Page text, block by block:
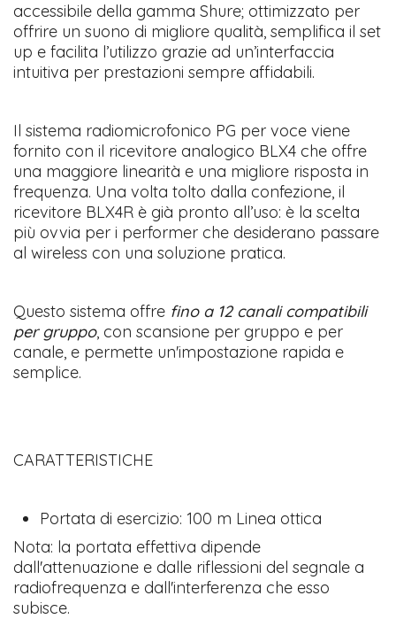
accessibile della gamma Shure; ottimizzato per
offrire un suono di migliore qualità, semplifica il set
up e facilita l’utilizzo grazie ad un’interfaccia
intuitiva per prestazioni sempre affidabili.
Il sistema radiomicrofonico PG per voce viene
fornito con il ricevitore analogico BLX4 che offre
una maggiore linearità e una migliore risposta in
frequenza. Una volta tolto dalla confezione, il
ricevitore BLX4R è già pronto all’uso: è la scelta
più ovvia per i performer che desiderano passare
al wireless con una soluzione pratica.
Questo sistema offre fino a 12 canali compatibili
per gruppo, con scansione per gruppo e per
canale, e permette un'impostazione rapida e
semplice.
CARATTERISTICHE
Portata di esercizio: 100 m Linea ottica
Nota: la portata effettiva dipende
dall'attenuazione e dalle riflessioni del segnale a
radiofrequenza e dall'interferenza che esso
subisce.